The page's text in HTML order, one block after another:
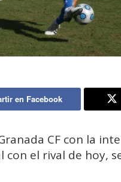
en Facebook
CF con la
el rival de hoy,